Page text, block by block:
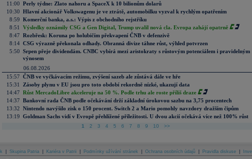
11:00 Perly týdne: Zlato nahoru a SpaceX k 10 bilionům dolarů
10:30 Hlavní akcionář Volkswagenu je ve ztrátě, automobilku vyzval k rychlým opatřením
8:59 Komerční banka, a.s.: Výpis z obchodního rejstříku
8:51
Výsledky oznámily CSG a Gen Digital, Trump uvalil nová cla. Evropa zahájí opatrně
8:47 Rozbřesk: Koruna po holubičím překvapení ČNB v defenzivě
8:14 CSG výrazně překonala odhady. Obranná divize táhne růst, výhled potvrzen
5:50 Srpen přeje dividendám. CNBC vybírá mezi aristokraty s růstovým potenciálem i pravidelným
výnosem
06.08.2026
15:57 ČNB ve vyčkávacím režimu, zvýšení sazeb ale zůstává dále ve hře
15:31
Zásoby plynu v EU jsou pro toto období rekordně nízké, ukazují data
14:47 Růst MercadoLibre akceleruje na 50 %. Podle trhu ale roste příliš draze
14:37 Bankovní rada ČNB podle očekávání drží základní úrokovou sazbu na 3,75 procentech
13:32 Nintendo navýšilo zisk o 150 procent. Switch 2 a Mario pomohly navzdory dražším čipům
13:19 Goldman Sachs vidí v Evropě přehlížené příležitosti. U dvou akcií očekává více než 100% růst
1 2 3 4 5 6 7 8 9 10 >>
Skupina Patria Kariéra v Patrii Podmínky užívání stránek Ochrana osobních údajů Pravidla diskuse